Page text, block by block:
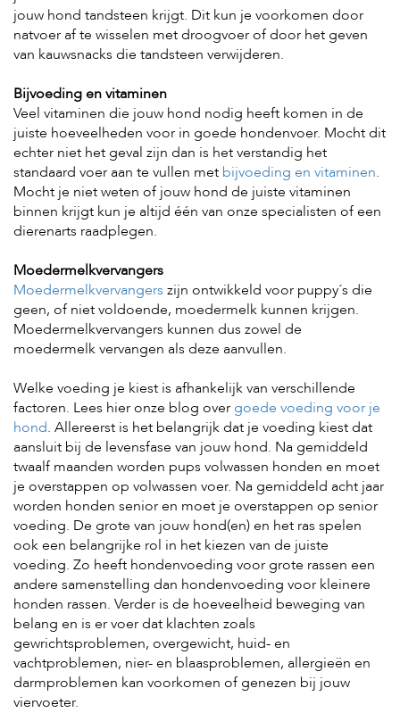
jouw hond tandsteen krijgt. Dit kun je voorkomen door
natvoer af te wisselen met droogvoer of door het geven
van kauwsnacks die tandsteen verwijderen.
Bijvoeding en vitaminen
Veel vitaminen die jouw hond nodig heeft komen in de
juiste hoeveelheden voor in goede hondenvoer. Mocht dit
echter niet het geval zijn dan is het verstandig het
standaard voer aan te vullen met bijvoeding en vitaminen.
Mocht je niet weten of jouw hond de juiste vitaminen
binnen krijgt kun je altijd één van onze specialisten of een
dierenarts raadplegen.
Moedermelkvervangers
Moedermelkvervangers zijn ontwikkeld voor puppy´s die
geen, of niet voldoende, moedermelk kunnen krijgen.
Moedermelkvervangers kunnen dus zowel de
moedermelk vervangen als deze aanvullen.
Welke voeding je kiest is afhankelijk van verschillende
factoren. Lees hier onze blog over goede voeding voor je
hond. Allereerst is het belangrijk dat je voeding kiest dat
aansluit bij de levensfase van jouw hond. Na gemiddeld
twaalf maanden worden pups volwassen honden en moet
je overstappen op volwassen voer. Na gemiddeld acht jaar
worden honden senior en moet je overstappen op senior
voeding. De grote van jouw hond(en) en het ras spelen
ook een belangrijke rol in het kiezen van de juiste
voeding. Zo heeft hondenvoeding voor grote rassen een
andere samenstelling dan hondenvoeding voor kleinere
honden rassen. Verder is de hoeveelheid beweging van
belang en is er voer dat klachten zoals
gewrichtsproblemen, overgewicht, huid- en
vachtproblemen, nier- en blaasproblemen, allergieën en
darmproblemen kan voorkomen of genezen bij jouw
viervoeter.